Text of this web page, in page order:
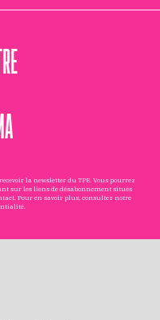
la newsletter du TPE. Vous pourrez
sur les liens de désabonnement situés
. Pour en savoir plus, consultez notre
.